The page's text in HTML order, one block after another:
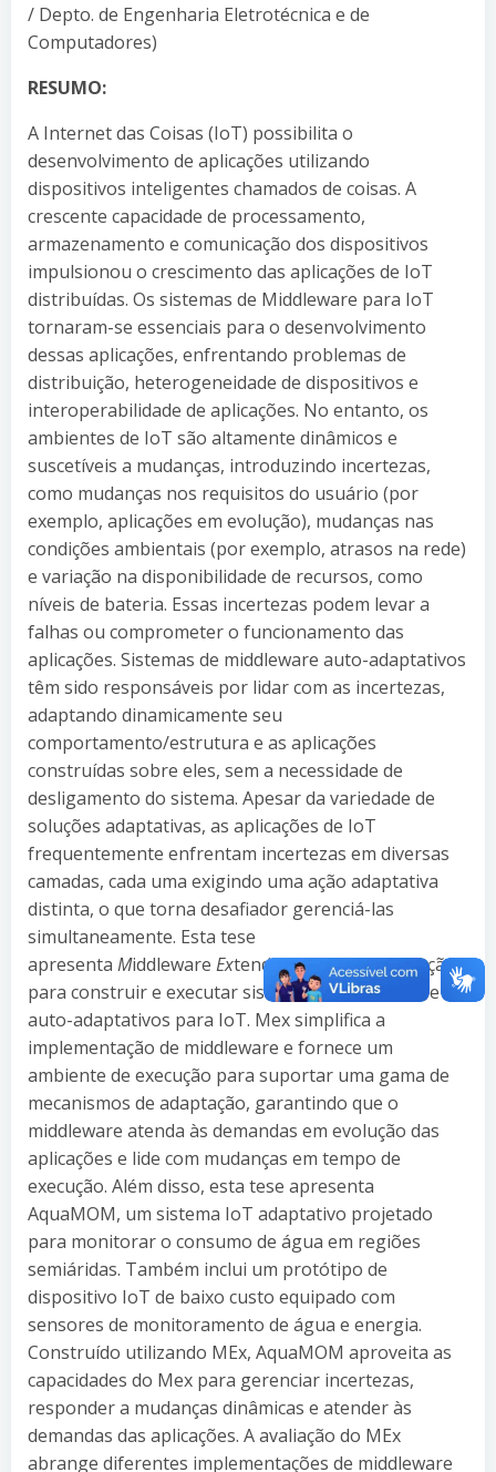
/ Depto. de Engenharia Eletrotécnica e de
Computadores)
RESUMO:
A Internet das Coisas (IoT) possibilita o
desenvolvimento de aplicações utilizando
dispositivos inteligentes chamados de coisas. A
crescente capacidade de processamento,
armazenamento e comunicação dos dispositivos
impulsionou o crescimento das aplicações de IoT
distribuídas. Os sistemas de Middleware para IoT
tornaram-se essenciais para o desenvolvimento
dessas aplicações, enfrentando problemas de
distribuição, heterogeneidade de dispositivos e
interoperabilidade de aplicações. No entanto, os
ambientes de IoT são altamente dinâmicos e
suscetíveis a mudanças, introduzindo incertezas,
como mudanças nos requisitos do usuário (por
exemplo, aplicações em evolução), mudanças nas
condições ambientais (por exemplo, atrasos na rede)
e variação na disponibilidade de recursos, como
níveis de bateria. Essas incertezas podem levar a
falhas ou comprometer o funcionamento das
aplicações. Sistemas de middleware auto-adaptativos
têm sido responsáveis por lidar com as incertezas,
adaptando dinamicamente seu
comportamento/estrutura e as aplicações
construídas sobre eles, sem a necessidade de
desligamento do sistema. Apesar da variedade de
soluções adaptativas, as aplicações de IoT
frequentemente enfrentam incertezas em diversas
camadas, cada uma exigindo uma ação adaptativa
distinta, o que torna desafiador gerenciá-las
simultaneamente. Esta tese
apresenta Middleware Extendify (MEx), uma solução
para construir e executar sistemas de middleware
auto-adaptativos para IoT. Mex simplifica a
implementação de middleware e fornece um
ambiente de execução para suportar uma gama de
mecanismos de adaptação, garantindo que o
middleware atenda às demandas em evolução das
aplicações e lide com mudanças em tempo de
execução. Além disso, esta tese apresenta
AquaMOM, um sistema IoT adaptativo projetado
para monitorar o consumo de água em regiões
semiáridas. Também inclui um protótipo de
dispositivo IoT de baixo custo equipado com
sensores de monitoramento de água e energia.
Construído utilizando MEx, AquaMOM aproveita as
capacidades do Mex para gerenciar incertezas,
responder a mudanças dinâmicas e atender às
demandas das aplicações. A avaliação do MEx
abrange diferentes implementações de middleware